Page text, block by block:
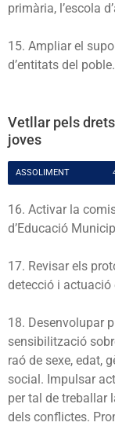
primària, l’escola
15. Ampliar el
d’entitats del poble.
Vetllar pels
joves
ASSOLIMENT
16. Activar la
d’Educació
17. Revisar els
detecció i actuació
18. Desenvolupar
sensibilització
raó de sexe, edat,
social. Impulsar
per tal de treballar
dels conflictes.